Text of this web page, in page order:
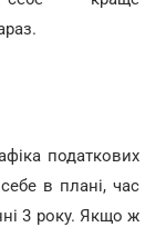
податкових
в плані, час
3 року. Якщо ж